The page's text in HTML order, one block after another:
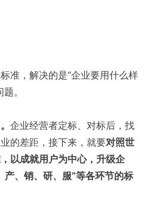
准，解决的是“企业要用什么样
。
企业经营者定标、对标后，找
的差距，接下来，就要对照世
以成就用户为中心，升级企
产、销、研、服”等各环节的标